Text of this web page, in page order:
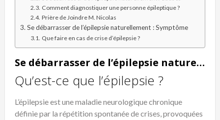
Comment diagnostiquer une personne épileptique ?
Prière de Joindre M. Nicolas
Se débarrasser de l’épilepsie naturellement : Symptôme
Que faire en cas de crise d’épilepsie ?
Se débarrasser de l’épilepsie naturellement
Qu’est-ce que l’épilepsie ?
L’épilepsieest une maladie neurologique chronique
définie par la répétition spontanée de crises, provoquées